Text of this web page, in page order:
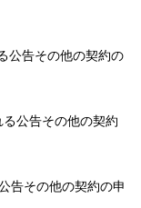
公告その他の契約の
公告その他の契約
告その他の契約の申